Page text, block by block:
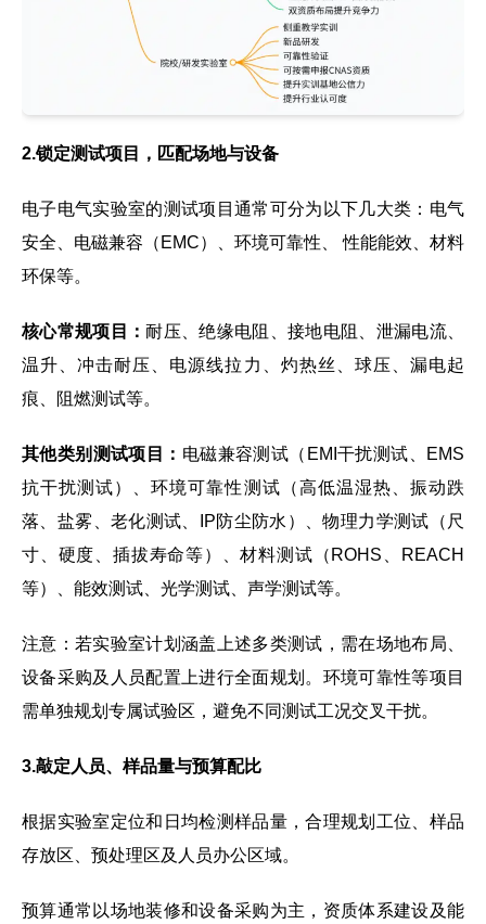
2.锁定测试项目，匹配场地与设备
电子电气实验室的测试项目通常可分为以下几大类：电气
安全、电磁兼容（EMC）、环境可靠性、 性能能效、材料
环保等。
核心常规项目：耐压、绝缘电阻、接地电阻、泄漏电流、
温升、冲击耐压、电源线拉力、灼热丝、球压、漏电起
痕、阻燃测试等。
其他类别测试项目： 电磁兼容测试（EMI干扰测试、EMS
抗干扰测试）、环境可靠性测试（高低温湿热、振动跌
落、盐雾、老化测试、IP防尘防水）、物理力学测试（尺
寸、硬度、插拔寿命等）、材料测试（ROHS、REACH
等）、能效测试、光学测试、声学测试等。
注意：若实验室计划涵盖上述多类测试，需在场地布局、
设备采购及人员配置上进行全面规划。环境可靠性等项目
需单独规划专属试验区，避免不同测试工况交叉干扰。
3.敲定人员、样品量与预算配比
根据实验室定位和日均检测样品量，合理规划工位、样品
存放区、预处理区及人员办公区域。
预算通常以场地装修和设备采购为主，资质体系建设及能